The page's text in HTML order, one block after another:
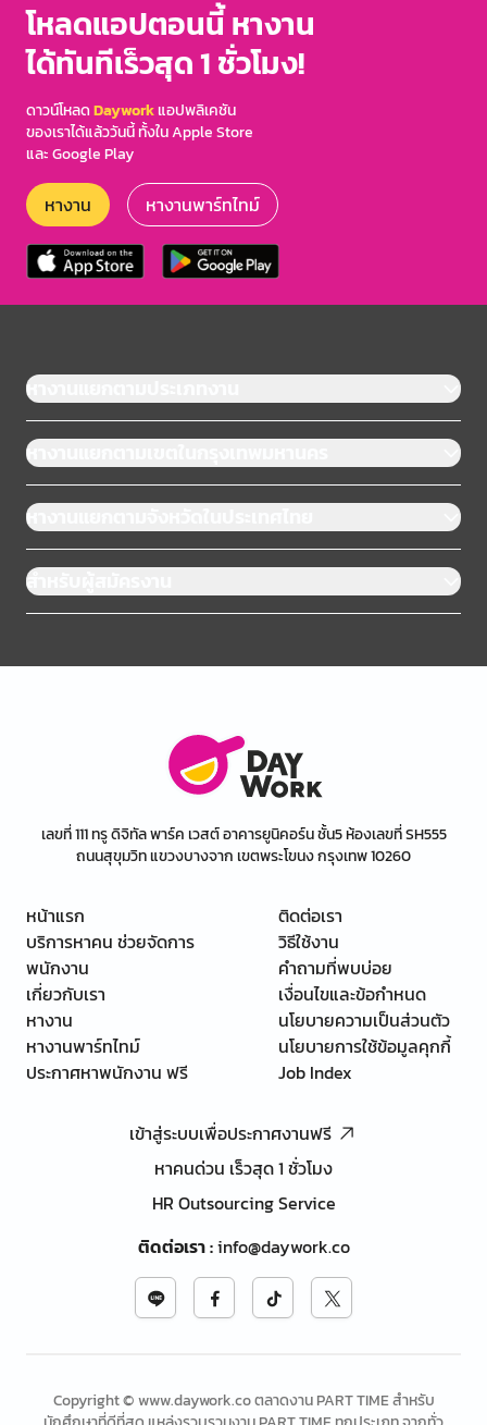
โหลดแอปตอนนี้ หางาน
ได้ทันทีเร็วสุด 1 ชั่วโมง!
ดาวน์โหลดDayworkแอปพลิเคชัน
ของเราได้แล้ววันนี้ ทั้งใน Apple Store
และ Google Play
หางาน หางานพาร์ทไทม์
หางานแยกตามประเภทงาน
หางานแยกตามเขตในกรุงเทพมหานคร
หางานแยกตามจังหวัดในประเทศไทย
สำหรับผู้สมัครงาน
เลขที่ 111 ทรู ดิจิทัล พาร์ค เวสต์ อาคารยูนิคอร์น ชั้น5 ห้องเลขที่ SH555
ถนนสุขุมวิท แขวงบางจาก เขตพระโขนง กรุงเทพ 10260
หน้าแรก
บริการหาคน ช่วยจัดการ
พนักงาน
เกี่ยวกับเรา
หางาน
หางานพาร์ทไทม์
ประกาศหาพนักงาน ฟรี
ติดต่อเรา
วิธีใช้งาน
คำถามที่พบบ่อย
เงื่อนไขและข้อกำหนด
นโยบายความเป็นส่วนตัว
นโยบายการใช้ข้อมูลคุกกี้
Job Index
เข้าสู่ระบบเพื่อประกาศงานฟรี
หาคนด่วน เร็วสุด 1 ชั่วโมง
HR Outsourcing Service
ติดต่อเรา:info@daywork.co
Copyright © www.daywork.co ตลาดงาน PART TIME สำหรับ